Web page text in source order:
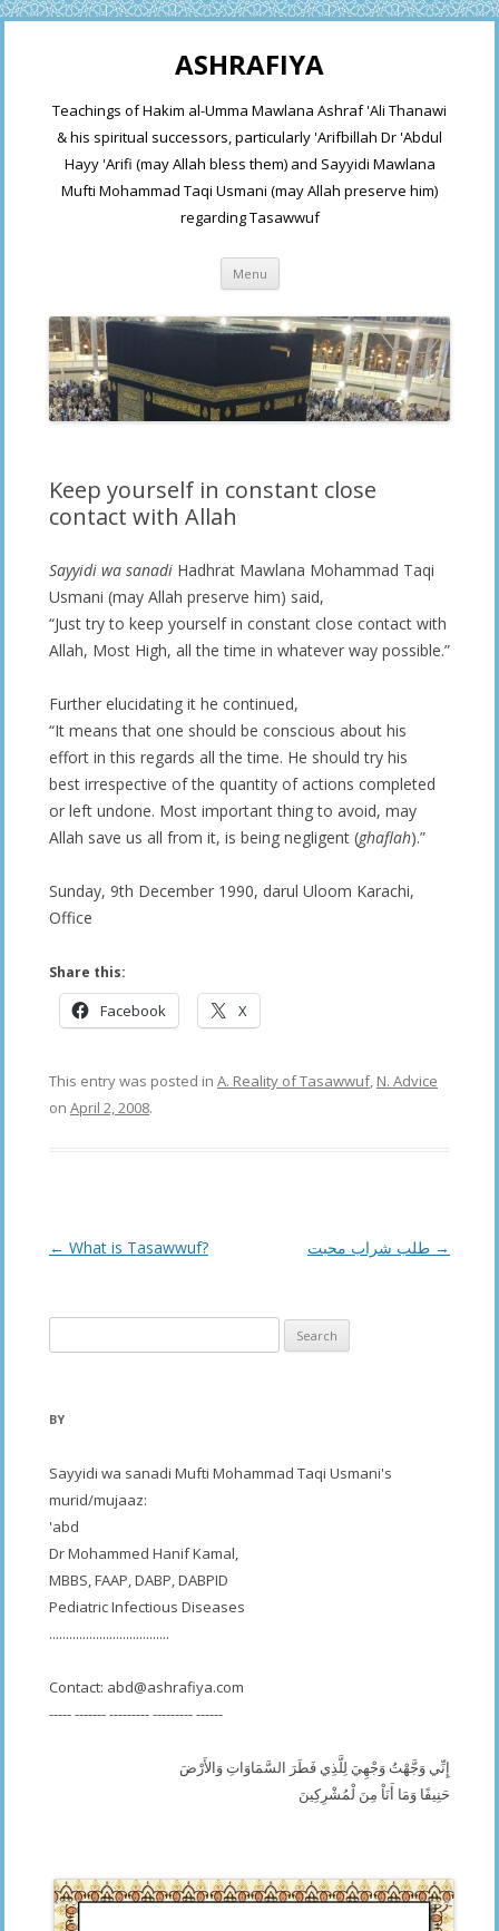
ASHRAFIYA
Teachings of Hakim al-Umma Mawlana Ashraf 'Ali Thanawi
& his spiritual successors, particularly 'Arifbillah Dr 'Abdul
Hayy 'Arifi (may Allah bless them) and Sayyidi Mawlana
Mufti Mohammad Taqi Usmani (may Allah preserve him)
regarding Tasawwuf
Menu Skip
content
Keep yourself in constant close
contact with Allah
Sayyidi wa sanadi Hadhrat Mawlana Mohammad Taqi
Usmani (may Allah preserve him) said,
“Just try to keep yourself in constant close contact with
Allah, Most High, all the time in whatever way possible.”
Further elucidating it he continued,
“It means that one should be conscious about his
effort in this regards all the time. He should try his
best irrespective of the quantity of actions completed
or left undone. Most important thing to avoid, may
Allah save us all from it, is being negligent (ghaflah).”
Sunday, 9th December 1990, darul Uloom Karachi,
Office
Share this:
Facebook X
This entry was posted in A. Reality of Tasawwuf, N. Advice
on April 2, 2008.
Post
← What is Tasawwuf? →
for:
BY
Sayyidi wa sanadi Mufti Mohammad Taqi Usmani's
murid/mujaaz:
'abd
Dr Mohammed Hanif Kamal,
MBBS, FAAP, DABP, DABPID
Pediatric Infectious Diseases
....................................
Contact: abd@ashrafiya.com
----- ------- --------- --------- ------
إِنِّي وَجَّهْتُ وَجْهِيَ لِلَّذِي فَطَرَ السَّمَاوَاتِ وَالأَرْضَ
حَنِيفًا وَمَا أَنَاْ مِنَ لْمُشْرِكِينَ